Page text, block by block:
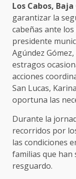
Los Cabos,
garantizar la
cabeñas ante los
presidente
Agúndez
estragos
acciones
San Lucas,
oportuna las
Durante la
recorridos por
las condiciones
familias que han
resguardo.